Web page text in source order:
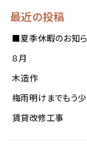
最近の投稿
■夏季休暇のお知
８月
木造作
梅雨明けまでもう少し
賃貸改修工事